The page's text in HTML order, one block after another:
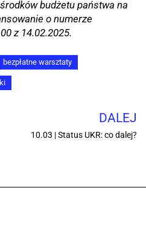
budżetu państwa na
o numerze
z 14.02.2025.
bezpłatne warsztaty
DALEJ
10.03 | Status UKR: co dalej?